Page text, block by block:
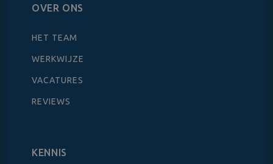
OVER ONS
HET TEAM
WERKWIJZE
VACATURES
REVIEWS
KENNIS